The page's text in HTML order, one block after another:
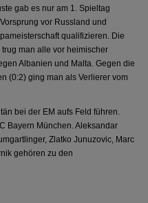
gab es nur am 1. Spieltag
vor Russland und
qualifizieren. Die
man alle vor heimischer
Albanien und Malta. Gegen die
(0:2) ging man als Verlierer vom
bei der EM aufs Feld führen.
Bayern München. Aleksandar
Zlatko Junuzovic, Marc
gehören zu den